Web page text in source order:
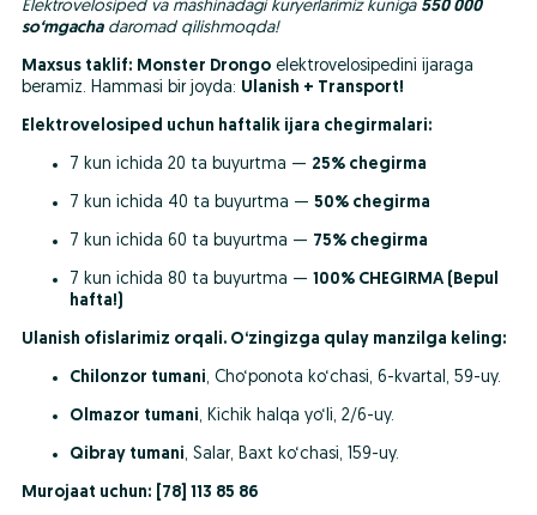
Elektrovelosiped va mashinadagi kuryerlarimiz kuniga 550 000
so‘mgacha daromad qilishmoqda!
Maxsus taklif: Monster Drongo elektrovelosipedini ijaraga
beramiz. Hammasi bir joyda: Ulanish + Transport!
Elektrovelosiped uchun haftalik ijara chegirmalari:
7 kun ichida 20 ta buyurtma — 25% chegirma
7 kun ichida 40 ta buyurtma — 50% chegirma
7 kun ichida 60 ta buyurtma — 75% chegirma
7 kun ichida 80 ta buyurtma — 100% CHEGIRMA (Bepul
hafta!)
Ulanish ofislarimiz orqali. O‘zingizga qulay manzilga keling:
Chilonzor tumani, Cho‘ponota ko‘chasi, 6-kvartal, 59-uy.
Olmazor tumani, Kichik halqa yo‘li, 2/6-uy.
Qibray tumani, Salar, Baxt ko‘chasi, 159-uy.
Murojaat uchun: [78] 113 85 86